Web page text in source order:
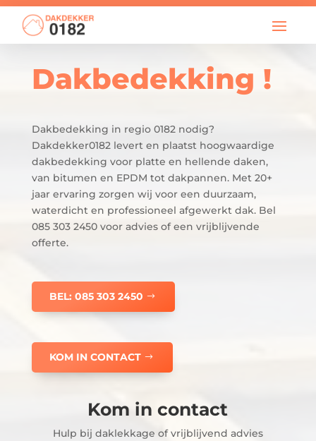

Dakbedekking !
Dakbedekking in regio 0182 nodig?
Dakdekker0182 levert en plaatst hoogwaardige
dakbedekking voor platte en hellende daken,
van bitumen en EPDM tot dakpannen. Met 20+
jaar ervaring zorgen wij voor een duurzaam,
waterdicht en professioneel afgewerkt dak. Bel
085 303 2450 voor advies of een vrijblijvende
offerte.
BEL: 085 303 2450
KOM IN CONTACT
Kom in contact
Hulp bij daklekkage of vrijblijvend advies